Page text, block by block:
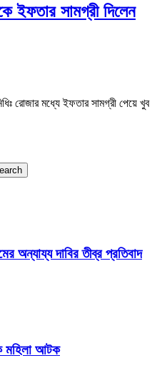
ইফতার সামগ্রী দিলেন
রোজার মধ্যে ইফতার সামগ্রী পেয়ে খুব
অন্যায্য দাবির তীব্র প্রতিবাদ
মহিলা আটক